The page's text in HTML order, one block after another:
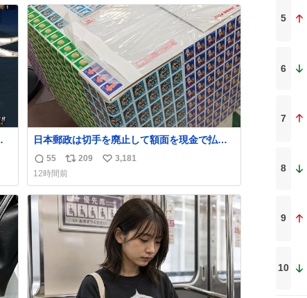
数
ス
ト
数
ね
数
日本郵政は切手を廃止して額面を現金で払い
戻せ2026 #日本郵政 @JapanPostHD_PR
返
信
数
55
リ
ポ
ス
ト
数
209
い
ね
数
3,181
12時間前
5
6
7
8
9
10